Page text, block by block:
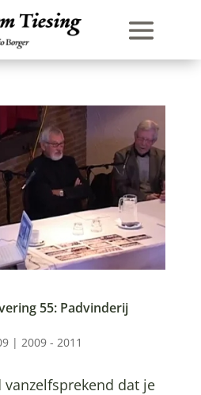
55: Padvinderij
| 2009 - 2011
dat je